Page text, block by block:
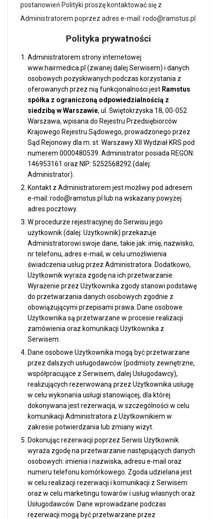
postanowień Polityki proszę kontaktować się z
Administratorem poprzez adres e-mail: rodo@ramstus.pl
Polityka prywatności
Administratorem strony internetowej
www.hairmedica.pl (zwanej dalej Serwisem) i danych
osobowych pozyskiwanych podczas korzystania z
oferowanych przez nią funkcjonalności jest Ramstus
spółka z ograniczoną odpowiedzialnością z
siedzibą w Warszawie, ul. Świętokrzyska 18, 00-052
Warszawa, wpisana do Rejestru Przedsiębiorców
Krajowego Rejestru Sądowego, prowadzonego przez
Sąd Rejonowy dla m. st. Warszawy XII Wydział KRS pod
numerem 0000480539. Administrator posiada REGON:
146953161 oraz NIP: 5252568292 (dalej:
Administrator).
Kontakt z Administratorem jest możliwy pod adresem
e-mail: rodo@ramstus.pl lub na wskazany powyżej
adres pocztowy.
W procedurze rejestracyjnej do Serwisu jego
użytkownik (dalej: Użytkownik) przekazuje
Administratorowi swoje dane, takie jak: imię, nazwisko,
nr telefonu, adres e-mail, w celu umożliwienia
świadczenia usług przez Administratora. Dodatkowo,
Użytkownik wyraża zgodę na ich przetwarzanie.
Wyrażenie przez Użytkownika zgody stanowi podstawę
do przetwarzania danych osobowych zgodnie z
obowiązującymi przepisami prawa. Dane osobowe
Użytkownika są przetwarzane w procesie realizacji
zamówienia oraz komunikacji Użytkownika z
Serwisem.
Dane osobowe Użytkownika mogą być przetwarzane
przez dalszych usługodawców (podmioty zewnętrzne,
współpracujące z Serwisem, dalej Usługodawcy),
realizujących rezerwowaną przez Użytkownika usługę
w celu wykonania usługi stanowiącej, dla której
dokonywana jest rezerwacja, w szczególności w celu
komunikacji Administratora z Użytkownikiem w
zakresie potwierdzania lub zmiany wizyt.
Dokonując rezerwacji poprzez Serwis Użytkownik
wyraża zgodę na przetwarzanie następujących danych
osobowych: imienia i nazwiska, adresu e-mail oraz
numeru telefonu komórkowego. Zgoda udzielana jest
w celu realizacji rezerwacji i komunikacji z Serwisem
oraz w celu marketingu towarów i usług własnych oraz
Usługodawców. Dane wprowadzane podczas
rezerwacji mogą być przetwarzane przez